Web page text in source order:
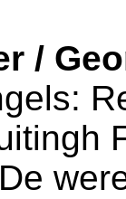
/